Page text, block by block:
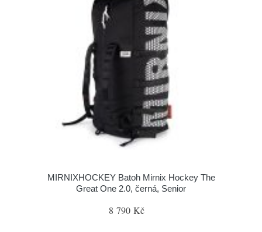
MIRNIXHOCKEY Batoh Mirnix Hockey The
Great One 2.0, černá, Senior
8 790 Kč